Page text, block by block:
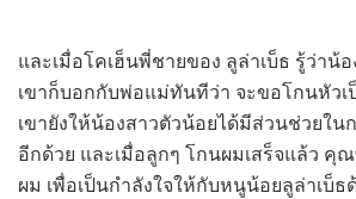
และเมื่อโคเฮ็นพี่ชายของ ลูล่าเบ็ธ รู้ว่าน้
เขาก็บอกกับพ่อแม่ทันทีว่า จะขอโกนหัวเ
เขายังให้น้องสาวตัวน้อยได้มีส่วนช่วยใน
อีกด้วย และเมื่อลูกๆ โกนผมเสร็จแล้ว คุ
ผม เพื่อเป็นกำลังใจให้กับหนูน้อยลูล่าเบ็